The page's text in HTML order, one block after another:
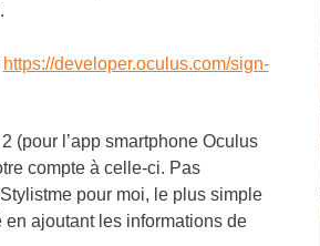
https://developer.oculus.com/sign-
(pour l’app smartphone Oculus
compte à celle-ci. Pas
pour moi, le plus simple
en ajoutant les informations de